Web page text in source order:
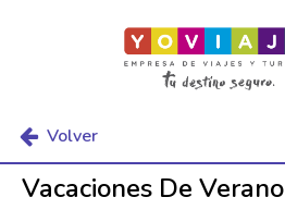
Volver
Vacaciones De Verano